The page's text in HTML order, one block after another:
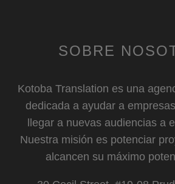
SOBRE
Kotoba Translation es una
dedicada a ayudar a
llegar a nuevas audiencias a
Nuestra misión es potenciar
alcancen su máximo